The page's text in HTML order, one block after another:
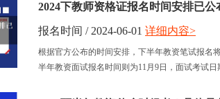
2024下教师资格证报名时间安排已公
报名时间 / 2024-06-01
根据官方公布的时间安排，下半年教资笔试报名
半年教资面试报名时间则为11月9日，面试考试日
详细内容>